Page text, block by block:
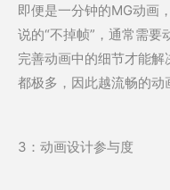
即便是一分钟的MG动画
说的“不掉帧”，通常需要
完善动画中的细节才能
都极多，因此越流畅的动
3：动画设计参与度